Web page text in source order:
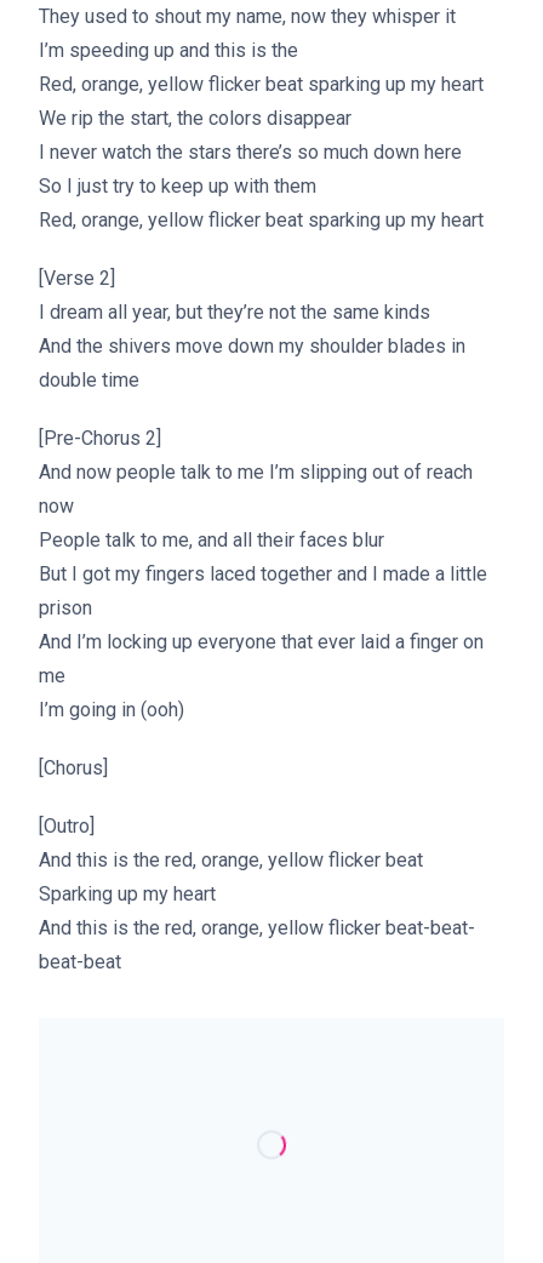
They used to shout my name, now they whisper it
I’m speeding up and this is the
Red, orange, yellow flicker beat sparking up my heart
We rip the start, the colors disappear
I never watch the stars there’s so much down here
So I just try to keep up with them
Red, orange, yellow flicker beat sparking up my heart
[Verse 2]
I dream all year, but they’re not the same kinds
And the shivers move down my shoulder blades in
double time
[Pre-Chorus 2]
And now people talk to me I’m slipping out of reach
now
People talk to me, and all their faces blur
But I got my fingers laced together and I made a little
prison
And I’m locking up everyone that ever laid a finger on
me
I’m going in (ooh)
[Chorus]
[Outro]
And this is the red, orange, yellow flicker beat
Sparking up my heart
And this is the red, orange, yellow flicker beat-beat-
beat-beat